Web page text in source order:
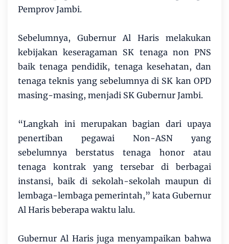
Pemprov Jambi.
Sebelumnya, Gubernur Al Haris melakukan
kebijakan keseragaman SK tenaga non PNS
baik tenaga pendidik, tenaga kesehatan, dan
tenaga teknis yang sebelumnya di SK kan OPD
masing-masing, menjadi SK Gubernur Jambi.
“Langkah ini merupakan bagian dari upaya
penertiban pegawai Non-ASN yang
sebelumnya berstatus tenaga honor atau
tenaga kontrak yang tersebar di berbagai
instansi, baik di sekolah-sekolah maupun di
lembaga-lembaga pemerintah,” kata Gubernur
Al Haris beberapa waktu lalu.
Gubernur Al Haris juga menyampaikan bahwa